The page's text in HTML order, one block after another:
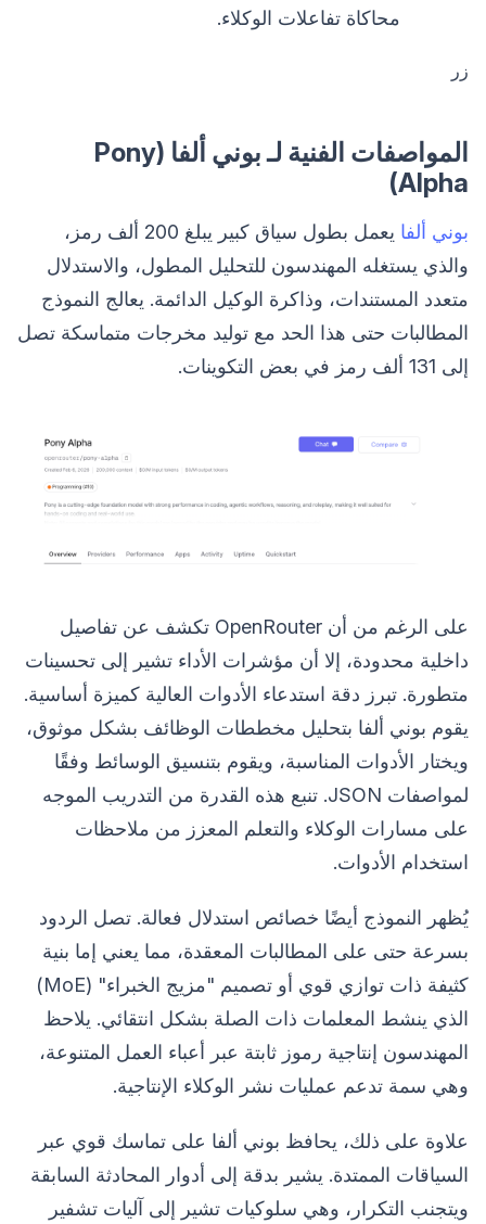
محاكاة تفاعلات الوكلاء.
زر
المواصفات الفنية لـ بوني ألفا (Pony
Alpha)
بوني ألفا
يعمل بطول سياق كبير يبلغ 200 ألف رمز،
والذي يستغله المهندسون للتحليل المطول، والاستدلال
متعدد المستندات، وذاكرة الوكيل الدائمة. يعالج النموذج
المطالبات حتى هذا الحد مع توليد مخرجات متماسكة تصل
إلى 131 ألف رمز في بعض التكوينات.
على الرغم من أن OpenRouter تكشف عن تفاصيل
داخلية محدودة، إلا أن مؤشرات الأداء تشير إلى تحسينات
متطورة. تبرز دقة استدعاء الأدوات العالية كميزة أساسية.
يقوم بوني ألفا بتحليل مخططات الوظائف بشكل موثوق،
ويختار الأدوات المناسبة، ويقوم بتنسيق الوسائط وفقًا
لمواصفات JSON. تنبع هذه القدرة من التدريب الموجه
على مسارات الوكلاء والتعلم المعزز من ملاحظات
استخدام الأدوات.
يُظهر النموذج أيضًا خصائص استدلال فعالة. تصل الردود
بسرعة حتى على المطالبات المعقدة، مما يعني إما بنية
كثيفة ذات توازي قوي أو تصميم "مزيج الخبراء" (MoE)
الذي ينشط المعلمات ذات الصلة بشكل انتقائي. يلاحظ
المهندسون إنتاجية رموز ثابتة عبر أعباء العمل المتنوعة،
وهي سمة تدعم عمليات نشر الوكلاء الإنتاجية.
علاوة على ذلك، يحافظ بوني ألفا على تماسك قوي عبر
السياقات الممتدة. يشير بدقة إلى أدوار المحادثة السابقة
ويتجنب التكرار، وهي سلوكيات تشير إلى آليات تشفير